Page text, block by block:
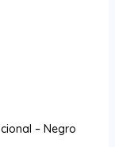
– Negro